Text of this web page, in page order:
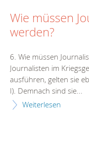
Wie müssen
werden?
6. Wie müssen
Journalisten im
ausführen, gelten sie
I). Demnach sind sie...
Weiterlesen